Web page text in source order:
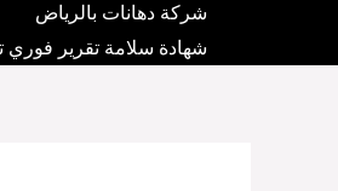
شركة دهانات بالرياض
شهادة سلامة تقرير فوري